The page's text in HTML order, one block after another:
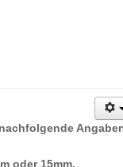
oder 15mm.